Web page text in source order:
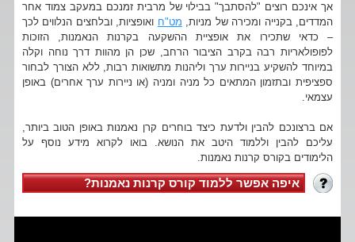
אך אינכם רוצים "להסתבך" בבילוי של מרבית זמנכם במעקב צמוד אחר
המדדים, בקנייה ומכירה של מניות, מט"ח ואופציות, ובלחצים הנלווים לכך
– כדאי שתכירו את אופציית ההשקעה בקרנות הנאמנות, הזוכות
לפופולאריות רבה בקרב הציבור הרחב, שכן הן מהוות דרך נוחה וקלה
במיוחד להשקיע בניירות ערך וליהנות מתשואות רבות, ללא הצורך לבחור
ספציפית ובתזמון המתאים כל מניה ומניה (או ניירות ערך אחרים) באופן
עצמאי.
אם ברצונכם להבין ולדעת כיצד בוחרים קרן נאמנות באופן הטוב ביותר,
עליכם להבין וללמוד היטב את הנושא. בואו לקרוא מידע נוסף על
הלימודים בקורס קרנות נאמנות.
איפה אפשר ללמוד קורס קרנות נאמנות?